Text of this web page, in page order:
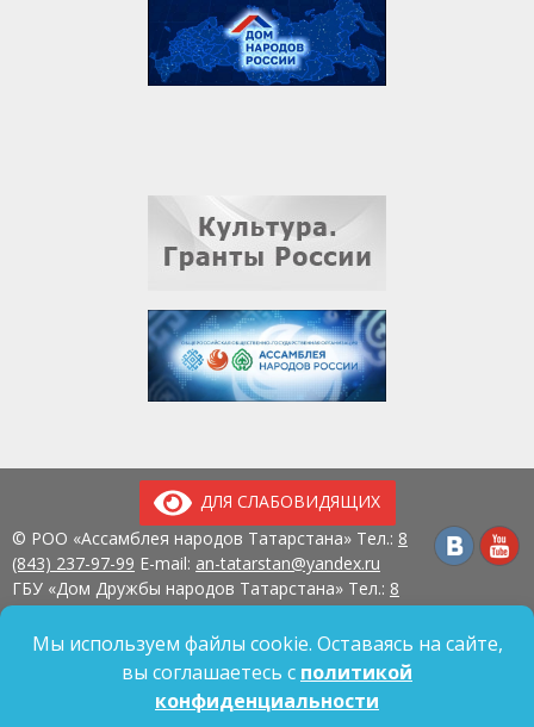
ДЛЯ СЛАБОВИДЯЩИХ
© РОО «Ассамблея народов Татарстана» Тел.: 8
(843) 237-97-99 E-mail: an-tatarstan@yandex.ru
ГБУ «Дом Дружбы народов Татарстана» Тел.: 8
420107, г. Казань, ул. Павлюхина, д. 57
Мы используем файлы cookie. Оставаясь на сайте,
вы соглашаетесь с политикой
конфиденциальности